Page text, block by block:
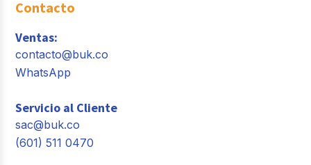
Contacto
Ventas:
contacto@buk.co
WhatsApp
Servicio al Cliente
sac@buk.co
(601) 511 0470